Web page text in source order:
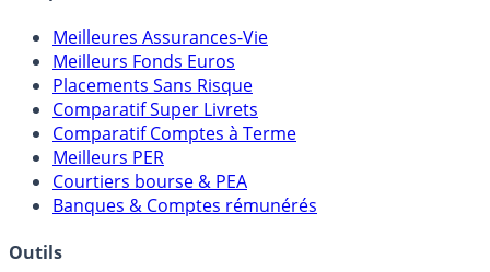
Comparatifs
Meilleures Assurances-Vie
Meilleurs Fonds Euros
Placements Sans Risque
Comparatif Super Livrets
Comparatif Comptes à Terme
Meilleurs PER
Banques & Comptes rémunérés